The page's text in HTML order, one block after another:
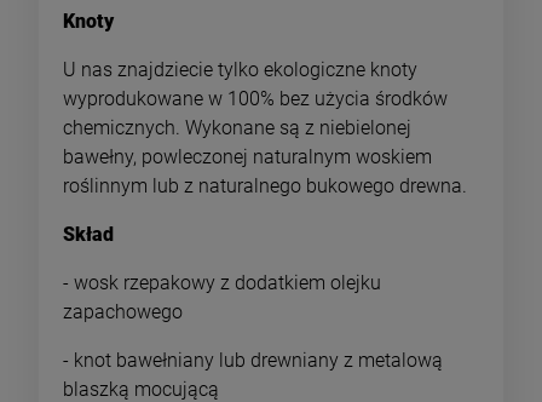
Knoty
U nas znajdziecie tylko ekologiczne knoty
wyprodukowane w 100% bez użycia środków
chemicznych. Wykonane są z niebielonej
bawełny, powleczonej naturalnym woskiem
roślinnym lub z naturalnego bukowego drewna.
Skład
- wosk rzepakowy z dodatkiem olejku
zapachowego
- knot bawełniany lub drewniany z metalową
blaszką mocującą